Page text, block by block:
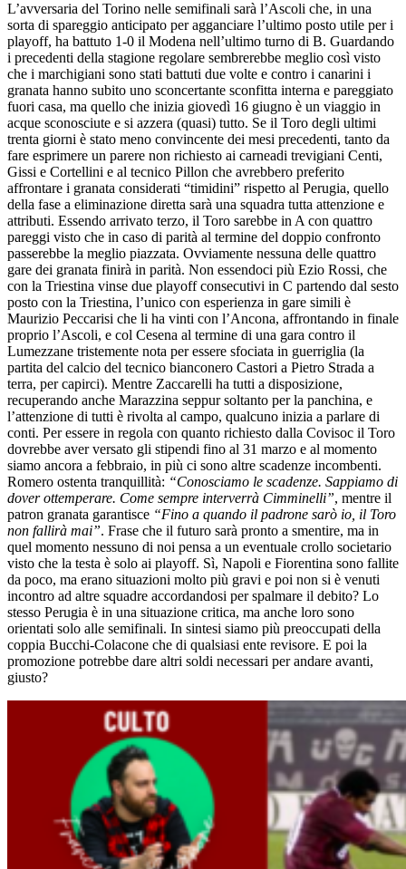
L’avversaria del Torino nelle semifinali sarà l’Ascoli che, in una
sorta di spareggio anticipato per agganciare l’ultimo posto utile per i
playoff, ha battuto 1-0 il Modena nell’ultimo turno di B. Guardando
i precedenti della stagione regolare sembrerebbe meglio così visto
che i marchigiani sono stati battuti due volte e contro i canarini i
granata hanno subito uno sconcertante sconfitta interna e pareggiato
fuori casa, ma quello che inizia giovedì 16 giugno è un viaggio in
acque sconosciute e si azzera (quasi) tutto. Se il Toro degli ultimi
trenta giorni è stato meno convincente dei mesi precedenti, tanto da
fare esprimere un parere non richiesto ai carneadi trevigiani Centi,
Gissi e Cortellini e al tecnico Pillon che avrebbero preferito
affrontare i granata considerati “timidini” rispetto al Perugia, quello
della fase a eliminazione diretta sarà una squadra tutta attenzione e
attributi. Essendo arrivato terzo, il Toro sarebbe in A con quattro
pareggi visto che in caso di parità al termine del doppio confronto
passerebbe la meglio piazzata. Ovviamente nessuna delle quattro
gare dei granata finirà in parità. Non essendoci più Ezio Rossi, che
con la Triestina vinse due playoff consecutivi in C partendo dal sesto
posto con la Triestina, l’unico con esperienza in gare simili è
Maurizio Peccarisi che li ha vinti con l’Ancona, affrontando in finale
proprio l’Ascoli, e col Cesena al termine di una gara contro il
Lumezzane tristemente nota per essere sfociata in guerriglia (la
partita del calcio del tecnico bianconero Castori a Pietro Strada a
terra, per capirci). Mentre Zaccarelli ha tutti a disposizione,
recuperando anche Marazzina seppur soltanto per la panchina, e
l’attenzione di tutti è rivolta al campo, qualcuno inizia a parlare di
conti. Per essere in regola con quanto richiesto dalla Covisoc il Toro
dovrebbe aver versato gli stipendi fino al 31 marzo e al momento
siamo ancora a febbraio, in più ci sono altre scadenze incombenti.
Romero ostenta tranquillità: “Conosciamo le scadenze. Sappiamo di
dover ottemperare. Come sempre interverrà Cimminelli”, mentre il
patron granata garantisce “Fino a quando il padrone sarò io, il Toro
non fallirà mai”. Frase che il futuro sarà pronto a smentire, ma in
quel momento nessuno di noi pensa a un eventuale crollo societario
visto che la testa è solo ai playoff. Sì, Napoli e Fiorentina sono fallite
da poco, ma erano situazioni molto più gravi e poi non si è venuti
incontro ad altre squadre accordandosi per spalmare il debito? Lo
stesso Perugia è in una situazione critica, ma anche loro sono
orientati solo alle semifinali. In sintesi siamo più preoccupati della
coppia Bucchi-Colacone che di qualsiasi ente revisore. E poi la
promozione potrebbe dare altri soldi necessari per andare avanti,
giusto?